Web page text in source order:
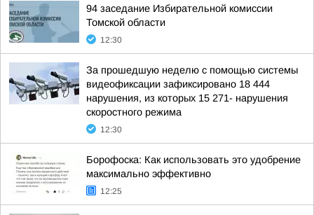
94 заседание Избирательной комиссии
Томской области
12:30
За прошедшую неделю с помощью системы
видеофиксации зафиксировано 18 444
нарушения, из которых 15 271- нарушения
скоростного режима
12:30
Борофоска: Как использовать это удобрение
максимально эффективно
12:25